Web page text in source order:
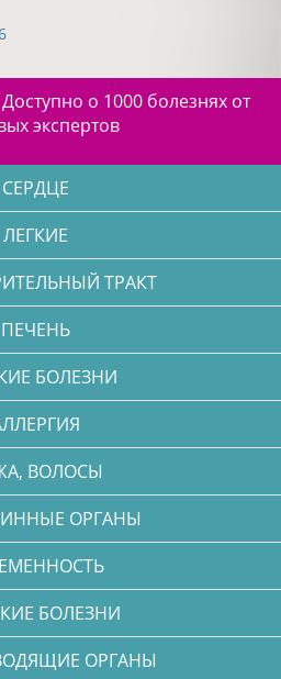
Доступно о 1000 болезнях от
экспертов
СЕРДЦЕ
ЛЕГКИЕ
ТРАКТ
ПЕЧЕНЬ
БОЛЕЗНИ
ВОЛОСЫ
ОРГАНЫ
БОЛЕЗНИ
ОРГАНЫ